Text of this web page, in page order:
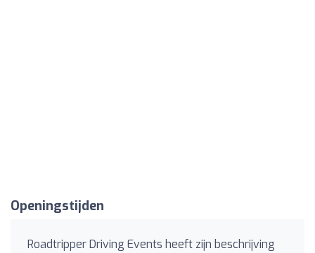
Openingstijden
Roadtripper Driving Events heeft zijn beschrijving